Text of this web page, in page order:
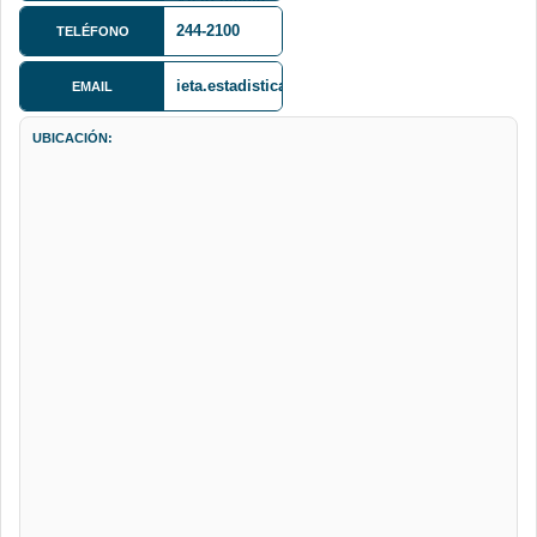
TELÉFONO 244-2100
EMAIL ieta.estadistica@gmail.com
UBICACIÓN: